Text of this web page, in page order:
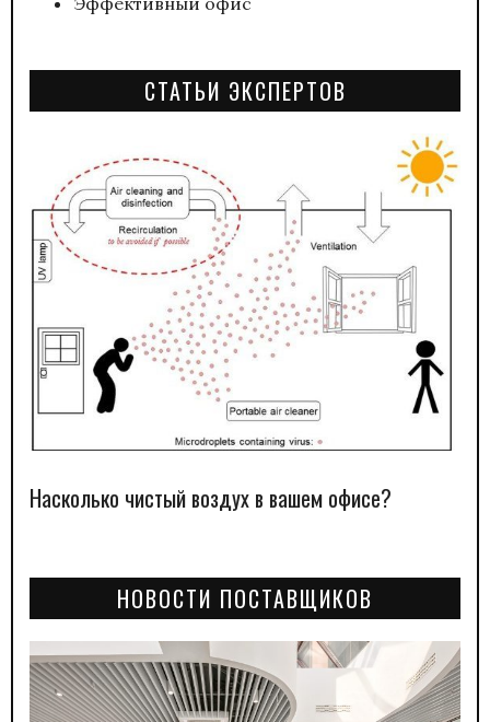
СТАТЬИ ЭКСПЕРТОВ
Насколько чистый воздух в вашем офисе?
НОВОСТИ ПОСТАВЩИКОВ